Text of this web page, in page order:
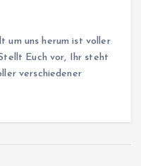
um uns herum ist voller
Euch vor, Ihr steht
verschiedener